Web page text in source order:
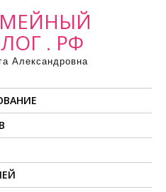
. РФ
Александровна